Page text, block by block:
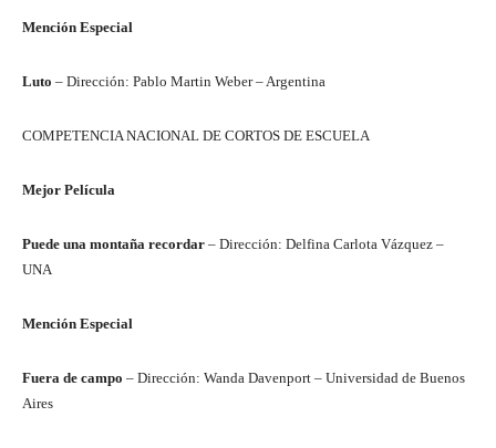
Mención Especial
Luto – Dirección: Pablo Martin Weber – Argentina
COMPETENCIA NACIONAL DE CORTOS DE ESCUELA
Mejor Película
Puede una montaña recordar – Dirección: Delfina Carlota Vázquez –
UNA
Mención Especial
Fuera de campo – Dirección: Wanda Davenport – Universidad de Buenos
Aires